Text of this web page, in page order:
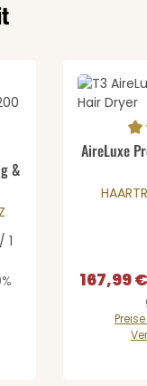
Gib den
von 0 von 5 Sternen
&
1
AireLuxe
167,99 €